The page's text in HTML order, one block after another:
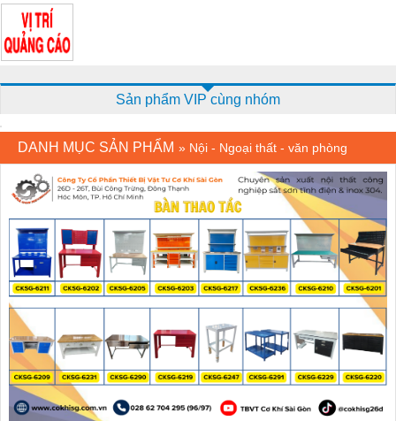
Sản phẩm VIP cùng nhóm
DANH MỤC SẢN PHẨM » Nội - Ngoại thất - văn phòng